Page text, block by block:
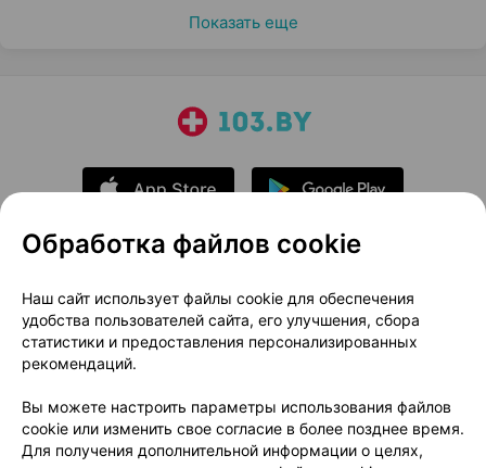
Показать еще
О проекте
Новости проекта
Размещение рекламы
Медицинский маркетинг
Публичный договор
Доставка
Способы оплаты
Вакансии
Партнеры
Написать руководителю 103.by
Обработка файлов cookie
Наш сайт использует файлы cookie для обеспечения
удобства пользователей сайта, его улучшения, сбора
статистики и предоставления персонализированных
рекомендаций.
Вы можете настроить параметры использования файлов
cookie или изменить свое согласие в более позднее время.
Для получения дополнительной информации о целях,